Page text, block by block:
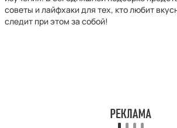
советы и лайфхаки для тех, кто любит
следит при этом за собой!